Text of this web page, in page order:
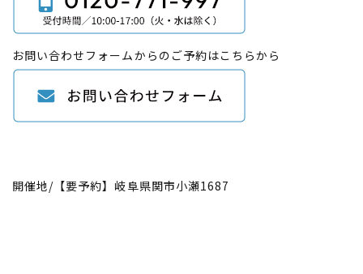
お問い合わせフォームからのご予約はこちらから
開催地/【要予約】岐阜県関市小瀬1687